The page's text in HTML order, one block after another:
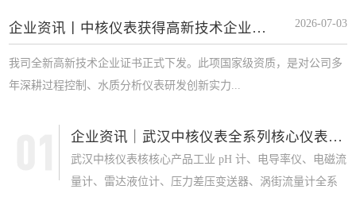
企业资讯丨中核仪表获得高新技术企业证书 2026-07-03
我司全新高新技术企业证书正式下发。此项国家级资质，是对公司多
年深耕过程控制、水质分析仪表研发创新实力...
企业资讯｜武汉中核仪表全系列核心仪表获 SI...
武汉中核仪表核核心产品工业 pH 计、电导率仪、电磁流
量计、雷达液位计、压力差压变送器、涡街流量计全系